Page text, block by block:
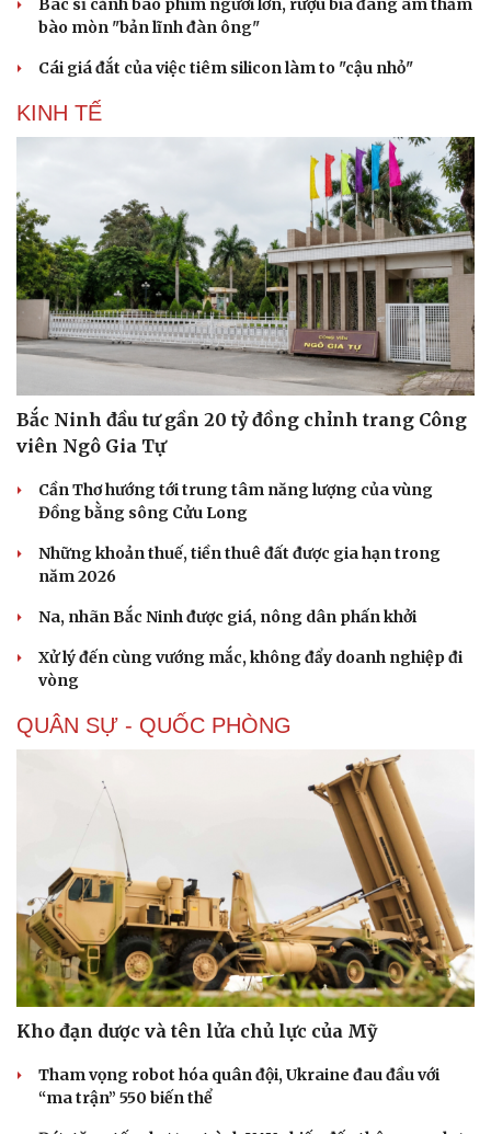
Bác sĩ cảnh báo phim người lớn, rượu bia đang âm thầm
bào mòn "bản lĩnh đàn ông"
Cái giá đắt của việc tiêm silicon làm to "cậu nhỏ"
KINH TẾ
Bắc Ninh đầu tư gần 20 tỷ đồng chỉnh trang Công
viên Ngô Gia Tự
Cần Thơ hướng tới trung tâm năng lượng của vùng
Đồng bằng sông Cửu Long
Những khoản thuế, tiền thuê đất được gia hạn trong
năm 2026
Na, nhãn Bắc Ninh được giá, nông dân phấn khởi
Xử lý đến cùng vướng mắc, không đẩy doanh nghiệp đi
vòng
QUÂN SỰ - QUỐC PHÒNG
Kho đạn dược và tên lửa chủ lực của Mỹ
Tham vọng robot hóa quân đội, Ukraine đau đầu với
“ma trận” 550 biến thể